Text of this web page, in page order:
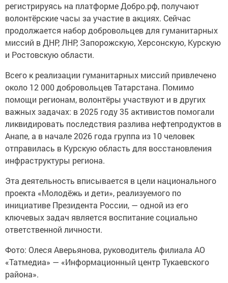
регистрируясь на платформе Добро.рф, получают
волонтёрские часы за участие в акциях. Сейчас
продолжается набор добровольцев для гуманитарных
миссий в ДНР, ЛНР, Запорожскую, Херсонскую, Курскую
и Ростовскую области.
Всего к реализации гуманитарных миссий привлечено
около 12 000 добровольцев Татарстана. Помимо
помощи регионам, волонтёры участвуют и в других
важных задачах: в 2025 году 35 активистов помогали
ликвидировать последствия разлива нефтепродуктов в
Анапе, а в начале 2026 года группа из 10 человек
отправилась в Курскую область для восстановления
инфраструктуры региона.
Эта деятельность вписывается в цели национального
проекта «Молодёжь и дети», реализуемого по
инициативе Президента России, — одной из его
ключевых задач является воспитание социально
ответственной личности.
Фото: Олеся Аверьянова, руководитель филиала АО
«Татмедиа» — «Информационный центр Тукаевского
района».